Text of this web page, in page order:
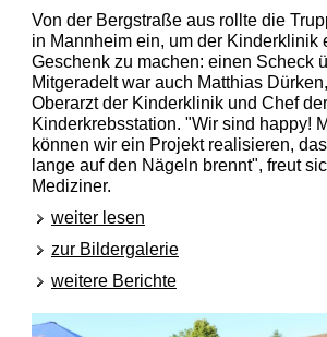
Von der Bergstraße aus rollte die
in Mannheim ein, um der Kinderklinik
Geschenk zu machen: einen Scheck
Mitgeradelt war auch Matthias
Oberarzt der Kinderklinik und Chef der
Kinderkrebsstation. "Wir sind happy!
können wir ein Projekt realisieren,
lange auf den Nägeln brennt", freut
Mediziner.
weiter lesen
zur Bildergalerie
weitere Berichte